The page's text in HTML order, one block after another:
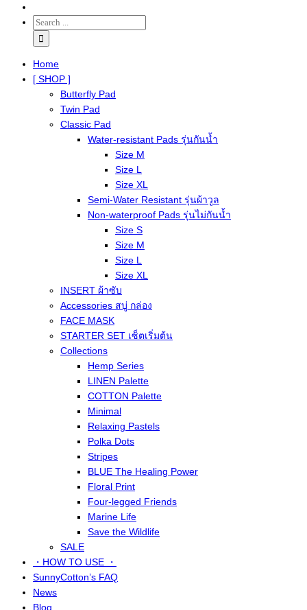
Home
[ SHOP ]
Butterfly Pad
Twin Pad
Classic Pad
Water-resistant Pads รุ่นกันน้ำ
Size M
Size L
Size XL
Semi-Water Resistant รุ่นผ้าวูล
Non-waterproof Pads รุ่นไม่กันน้ำ
Size S
Size M
Size L
Size XL
INSERT ผ้าซับ
Accessories สบู่ กล่อง
FACE MASK
STARTER SET เซ็ตเริ่มต้น
Collections
Hemp Series
LINEN Palette
COTTON Palette
Minimal
Relaxing Pastels
Polka Dots
Stripes
BLUE The Healing Power
Floral Print
Four-legged Friends
Marine Life
Save the Wildlife
SALE
・HOW TO USE ・
SunnyCotton’s FAQ
News
Blog